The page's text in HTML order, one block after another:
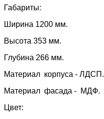
Габариты:
Ширина 1200 мм.
Высота 353 мм.
Глубина 266 мм.
Материал корпуса - ЛДСП.
Материал фасада - МДФ.
Цвет: